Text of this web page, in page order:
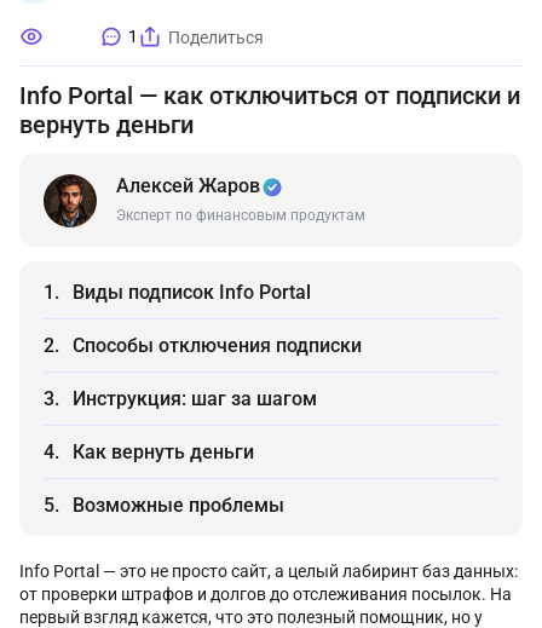
1 Поделиться
Info Portal — как отключиться от подписки и
вернуть деньги
Алексей Жаров
Эксперт по финансовым продуктам
Виды подписок Info Portal
Способы отключения подписки
Инструкция: шаг за шагом
Как вернуть деньги
Возможные проблемы
Info Portal — это не просто сайт, а целый лабиринт баз данных:
от проверки штрафов и долгов до отслеживания посылок. На
первый взгляд кажется, что это полезный помощник, но у